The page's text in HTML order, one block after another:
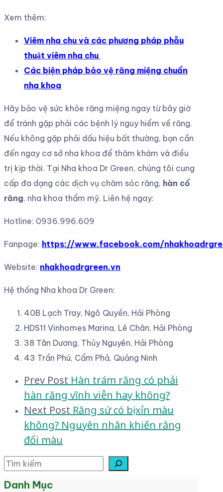
Xem thêm:
Viêm nha chu và các phương pháp phẫu
thuật viêm nha chu
Các biện pháp bảo vệ răng miệng chuẩn
nha khoa
Hãy bảo vệ sức khỏe răng miệng ngay từ bây giờ
để tránh gặp phải các bệnh lý nguy hiểm về răng.
Nếu không gặp phải dấu hiệu bất thường, bạn cần
đến ngay cơ sở nha khoa để thăm khám và điều
trị kịp thời. Tại Nha khoa Dr Green, chúng tôi cung
cấp đa dạng các dịch vụ chăm sóc răng, hàn cổ
răng, nha khoa thẩm mỹ. Liên hệ ngay:
Hotline: 0936.996.609
Fanpage: https://www.facebook.com/
Website: nhakhoadrgreen.vn
Hệ thống Nha khoa Dr Green:
40B Lạch Tray, Ngô Quyền, Hải Phòng
HDS11 Vinhomes Marina, Lê Chân, Hải Phòng
38 Tân Dương, Thủy Nguyên, Hải Phòng
43 Trần Phú, Cẩm Phả, Quảng Ninh
Post
navigation
Prev Post Hàn trám răng có phải
hàn răng vĩnh viễn hay không?
Next Post Răng sứ có bị xỉn màu
không? Nguyên nhân khiến răng
đổi màu
Tìm kiếm
Danh Mục